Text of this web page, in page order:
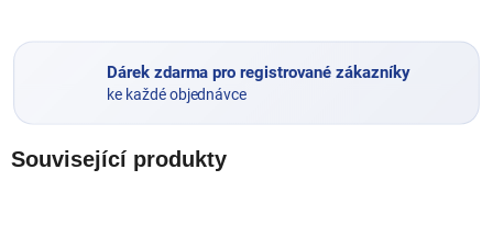
Dárek zdarma pro registrované zákazníky
ke každé objednávce
Související produkty